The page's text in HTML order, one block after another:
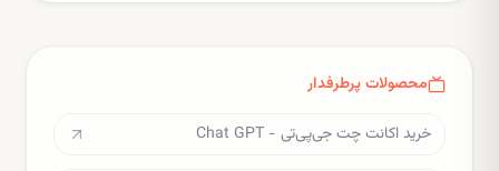
محصولات پرطرفدار
خرید اکانت چت جی‌پی‌تی - Chat GPT